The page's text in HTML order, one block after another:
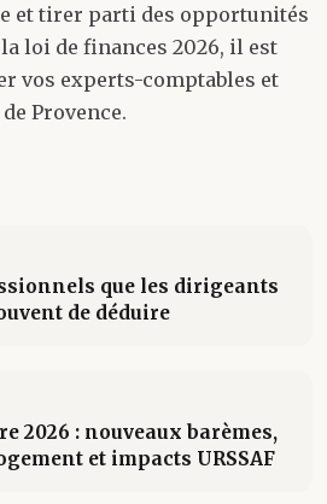
et tirer parti des opportunités
loi de finances 2026, il est
vos experts-comptables et
Provence.
que les dirigeants
de déduire
2026 : nouveaux barèmes,
et impacts URSSAF